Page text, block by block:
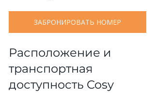
ЗАБРОНИРОВАТЬ НОМЕР
Расположение и
транспортная
доступность Cosy